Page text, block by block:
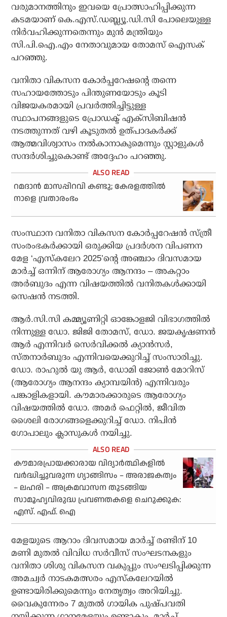
വരുമാനത്തിനും ഇവയെ പ്രോത്സാഹിപ്പിക്കുന്ന
കടമയാണ് കെ.എസ്.ഡബ്ല്യൂ.ഡി.സി പോലെയുള്ള
നിര്‍വഹിക്കുന്നതെന്നും മുന്‍ മന്ത്രിയും
സി.പി.ഐ.എം നേതാവുമായ തോമസ് ഐസക്
പറഞ്ഞു.
വനിതാ വികസന കോര്‍പ്പറേഷന്റെ തന്നെ
സഹായത്തോടും പിന്തുണയോടും കൂടി
വിജയകരമായി പ്രവര്‍ത്തിച്ചിട്ടുള്ള
സ്ഥാപനങ്ങളുടെ പ്രോഡക്ട് എക്‌സിബിഷന്‍
നടത്തുന്നത് വഴി കൂടുതല്‍ ഉത്പാദകര്‍ക്ക്
ആത്മവിശ്വാസം നല്‍കാനാകുമെന്നും സ്റ്റാളുകള്‍
സന്ദര്‍ശിച്ചുകൊണ്ട് അദ്ദേഹം പറഞ്ഞു.
റമദാന്‍ മാസപ്പിറവി കണ്ടു; കേരളത്തില്‍
നാളെ വ്രതാരംഭം
സംസ്ഥാന വനിതാ വികസന കോര്‍പ്പറേഷന്‍ സ്ത്രീ
സംരംഭകര്‍ക്കായി ഒരുക്കിയ പ്രദര്‍ശന വിപണന
മേള ‘എസ്‌കലേറ 2025’ന്റെ അഞ്ചാം ദിവസമായ
മാര്‍ച്ച് ഒന്നിന് ആരോഗ്യം ആനന്ദം – അകറ്റാം
അര്‍ബുദം എന്ന വിഷയത്തില്‍ വനിതകള്‍ക്കായി
സെഷന്‍ നടത്തി.
ആര്‍.സി.സി കമ്മ്യൂണിറ്റി ഓങ്കോളജി വിഭാഗത്തില്‍
നിന്നുള്ള ഡോ. ജിജി തോമസ്, ഡോ. ജയകൃഷണന്‍
ആര്‍ എന്നിവര്‍ സെര്‍വിക്കല്‍ ക്യാന്‍സര്‍,
സ്തനാര്‍ബുദം എന്നിവയെക്കുറിച്ച് സംസാരിച്ചു.
ഡോ. രാഹുല്‍ യു ആര്‍, ഡോമി ജോണ്‍ മോറിസ്
(ആരോഗ്യം ആനന്ദം ക്യാമ്പയിന്‍) എന്നിവരും
പങ്കാളികളായി. കൗമാരക്കാരുടെ ആരോഗ്യം
വിഷയത്തില്‍ ഡോ. അമര്‍ ഫെറ്റില്‍, ജീവിത
ശൈലി രോഗങ്ങളെക്കുറിച്ച് ഡോ. നിപിന്‍
ഗോപാലും ക്ലാസുകള്‍ നയിച്ചു.
കൗമാരപ്രായക്കാരായ വിദ്യാര്‍ത്ഥികളില്‍
വര്‍ദ്ധിച്ചുവരുന്ന ഗ്യാങ്ങിസം – അരാജകത്വം
– ലഹരി – അക്രമവാസന തുടങ്ങിയ
സാമൂഹ്യവിരുദ്ധ പ്രവണതകളെ ചെറുക്കുക:
എസ്. എഫ്. ഐ
മേളയുടെ ആറാം ദിവസമായ മാര്‍ച്ച് രണ്ടിന് 10
മണി മുതല്‍ വിവിധ സര്‍വീസ് സംഘടനകളും
വനിതാ ശിശു വികസന വകുപ്പും സംഘടിപ്പിക്കുന്ന
അമച്വര്‍ നാടകമത്സരം എസ്‌കലേറയില്‍
ഉണ്ടായിരിക്കുമെന്നും നേതൃത്വം അറിയിച്ചു.
വൈകുന്നേരം 7 മുതല്‍ ഗായിക പുഷ്പവതി